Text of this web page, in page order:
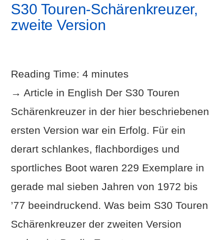
S30 Touren-Schärenkreuzer,
zweite Version
Reading Time:4 minutes
→ Article in English Der S30 Touren
Schärenkreuzer in der hier beschriebenen
ersten Version war ein Erfolg. Für ein
derart schlankes, flachbordiges und
sportliches Boot waren 229 Exemplare in
gerade mal sieben Jahren von 1972 bis
’77 beeindruckend. Was beim S30 Touren
Schärenkreuzer der zweiten Version